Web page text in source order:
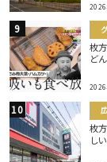
2026
枚
ど
2026
枚
し